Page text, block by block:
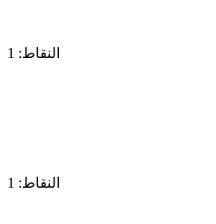
النقاط: 1
النقاط: 1